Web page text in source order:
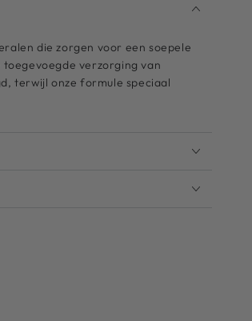
die zorgen voor een soepele
verzorging van
terwijl onze formule speciaal